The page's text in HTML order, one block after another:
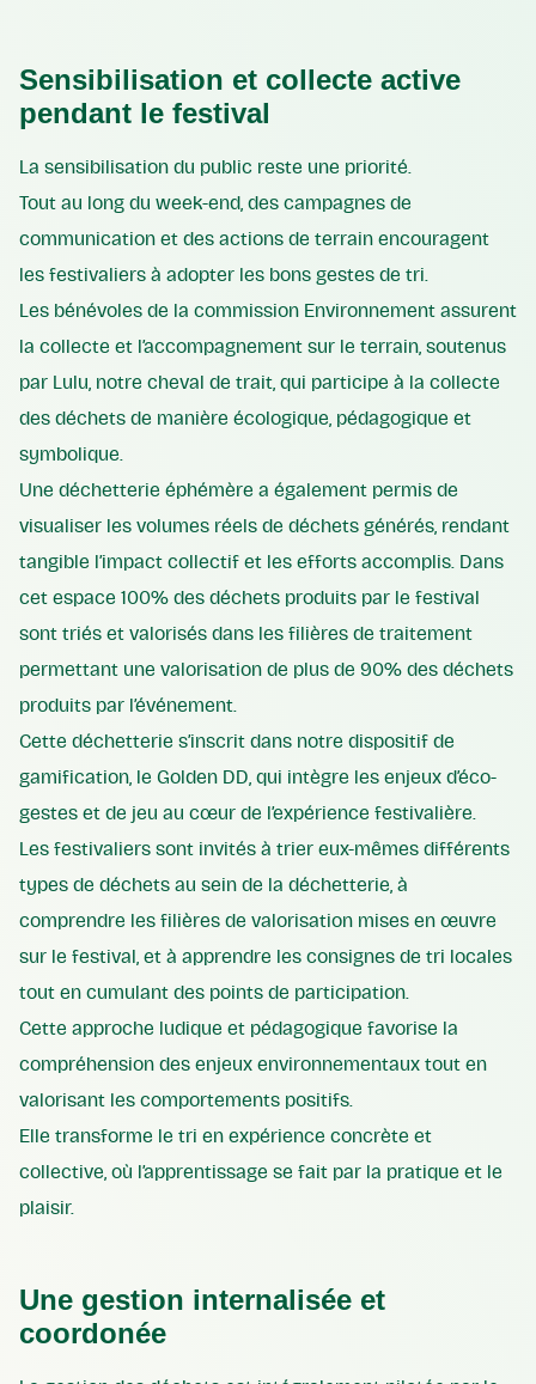
Sensibilisation et collecte active
pendant le festival
La sensibilisation du public reste une priorité.
Tout au long du week-end, des campagnes de
communication et des actions de terrain encouragent
les festivaliers à adopter les bons gestes de tri.
Les bénévoles de la commission Environnement assurent
la collecte et l’accompagnement sur le terrain, soutenus
par Lulu, notre cheval de trait, qui participe à la collecte
des déchets de manière écologique, pédagogique et
symbolique.
Une déchetterie éphémère a également permis de
visualiser les volumes réels de déchets générés, rendant
tangible l’impact collectif et les efforts accomplis. Dans
cet espace 100% des déchets produits par le festival
sont triés et valorisés dans les filières de traitement
permettant une valorisation de plus de 90% des déchets
produits par l’événement.
Cette déchetterie s’inscrit dans notre dispositif de
gamification, le Golden DD, qui intègre les enjeux d’éco-
gestes et de jeu au cœur de l’expérience festivalière.
Les festivaliers sont invités à trier eux-mêmes différents
types de déchets au sein de la déchetterie, à
comprendre les filières de valorisation mises en œuvre
sur le festival, et à apprendre les consignes de tri locales
tout en cumulant des points de participation.
Cette approche ludique et pédagogique favorise la
compréhension des enjeux environnementaux tout en
valorisant les comportements positifs.
Elle transforme le tri en expérience concrète et
collective, où l’apprentissage se fait par la pratique et le
plaisir.
Une gestion internalisée et
coordonée